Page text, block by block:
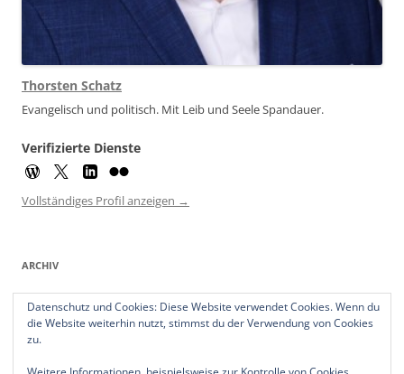
Thorsten Schatz
Evangelisch und politisch. Mit Leib und Seele Spandauer.
Verifizierte Dienste
Vollständiges Profil anzeigen →
ARCHIV
Archiv
Datenschutz und Cookies: Diese Website verwendet Cookies. Wenn du
die Website weiterhin nutzt, stimmst du der Verwendung von Cookies
zu.